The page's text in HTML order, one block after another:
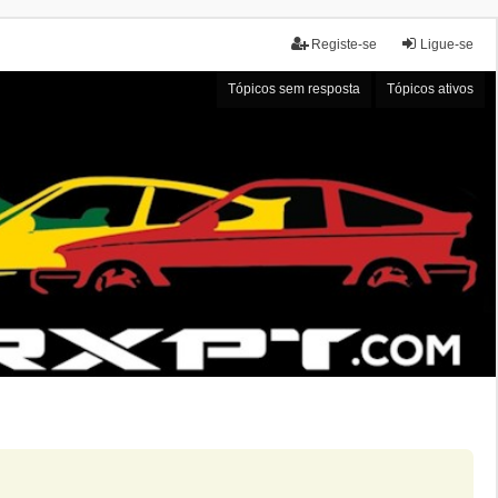
Ligue-se
Registe-se
Tópicos sem resposta Tópicos ativos